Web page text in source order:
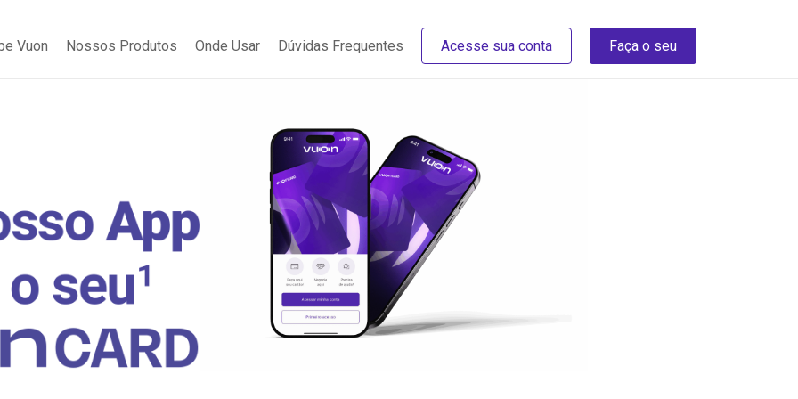
Vuon Nossos Produtos Onde Usar Dúvidas Frequentes Acesse sua conta Faça o seu